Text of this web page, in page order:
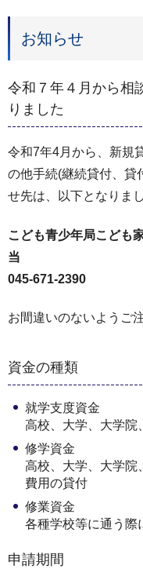
お知らせ
令和７年４月から相
りました
令和7年4月から、新規
の他手続(継続貸付、貸
せ先は、以下となりまし
こども青少年局こども
当
045-671-2390
お間違いのないようご
資金の種類
就学支度資金
高校、大学、大学院
修学資金
高校、大学、大学院
費用の貸付
修業資金
各種学校等に通う際
申請期間